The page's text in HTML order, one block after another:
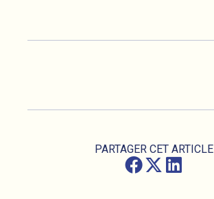
PARTAGER CET ARTICLE